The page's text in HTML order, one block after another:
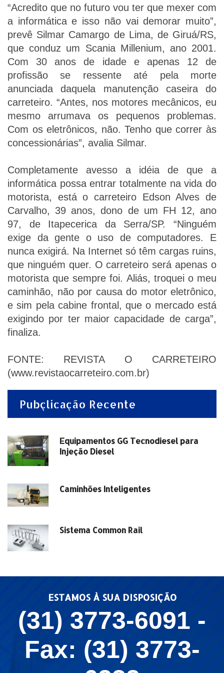
“Acredito que no futuro vou ter que mexer com
a informática e isso não vai demorar muito”,
prevê Silmar Camargo de Lima, de Giruá/RS,
que conduz um Scania Millenium, ano 2001.
Com 30 anos de idade e apenas 12 de
profissão se ressente até pela morte
anunciada daquela manutenção caseira do
carreteiro. “Antes, nos motores mecânicos, eu
mesmo arrumava os pequenos problemas.
Com os eletrônicos, não. Tenho que correr às
concessionárias”, avalia Silmar.
Completamente avesso a idéia de que a
informática possa entrar totalmente na vida do
motorista, está o carreteiro Edson Alves de
Carvalho, 39 anos, dono de um FH 12, ano
97, de Itapecerica da Serra/SP. “Ninguém
exige da gente o uso de computadores. E
nunca exigirá. Na Internet só têm cargas ruins,
que ninguém quer. O carreteiro será apenas o
motorista que sempre foi. Aliás, troquei o meu
caminhão, não por causa do motor eletrônico,
e sim pela cabine frontal, que o mercado está
exigindo por ter maior capacidade de carga”,
finaliza.
FONTE: REVISTA O CARRETEIRO
(www.revistaocarreteiro.com.br)
Pubçlicação Recente
Equipamentos GG Tecnodiesel para
Injeção Diesel
Caminhões Inteligentes
Sistema Common Rail
ESTAMOS À SUA DISPOSIÇÃO
(31) 3773-6091 -
Fax: (31) 3773-